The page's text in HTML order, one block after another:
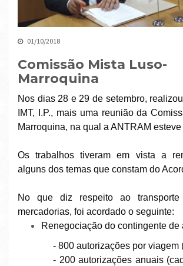
01/10/2018
Comissão Mista Luso-
Marroquina
Nos dias 28 e 29 de setembro,
IMT, I.P., mais uma reunião da
Marroquina, na qual a ANTRAM
Os trabalhos tiveram em vista a
alguns dos temas que constam do
No que diz respeito ao
mercadorias, foi acordado o seguinte:
Renegociação do contingente de
- 800 autorizações por viagem
- 200 autorizações anuais